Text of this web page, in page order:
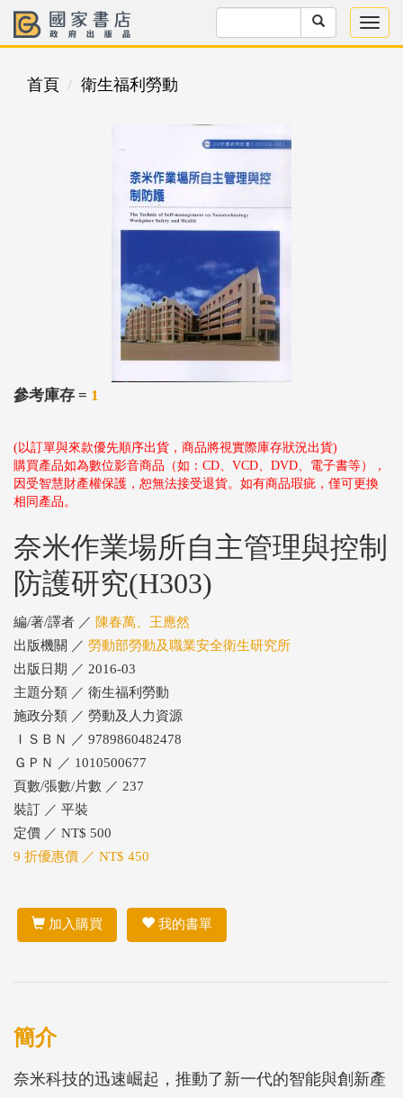
首頁 衛生福利勞動
參考庫存 = 1
(以訂單與來款優先順序出貨，商品將視實際庫存狀況出貨)
購買產品如為數位影音商品（如：CD、VCD、DVD、電子書等），
因受智慧財產權保護，恕無法接受退貨。如有商品瑕疵，僅可更換
相同產品。
奈米作業場所自主管理與控制
防護研究(H303)
編/著/譯者 ／ 陳春萬、王應然
出版機關 ／ 勞動部勞動及職業安全衛生研究所
出版日期 ／ 2016-03
主題分類 ／ 衛生福利勞動
施政分類 ／ 勞動及人力資源
ＩＳＢＮ ／ 9789860482478
ＧＰＮ ／ 1010500677
頁數/張數/片數 ／ 237
裝訂 ／ 平裝
定價 ／ NT$ 500
9 折優惠價 ／ NT$ 450
加入購買 我的書單
簡介
奈米科技的迅速崛起，推動了新一代的智能與創新產